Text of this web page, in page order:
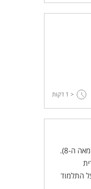
< 1 דקות
מנהיגם הראשון של הקראים בבבל (המאה ה-8).
התלמוד